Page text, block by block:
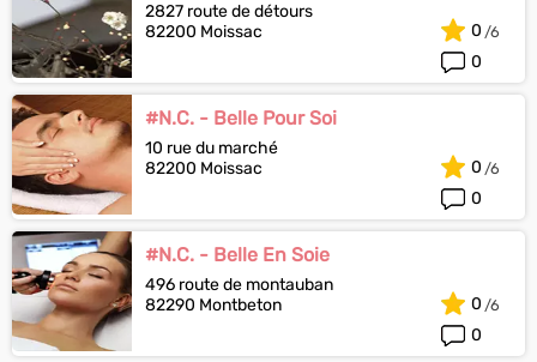
2827 route de détours
82200 Moissac
0
0
#N.C. - Belle Pour Soi
10 rue du marché
82200 Moissac
0
0
#N.C. - Belle En Soie
496 route de montauban
82290 Montbeton
0
0